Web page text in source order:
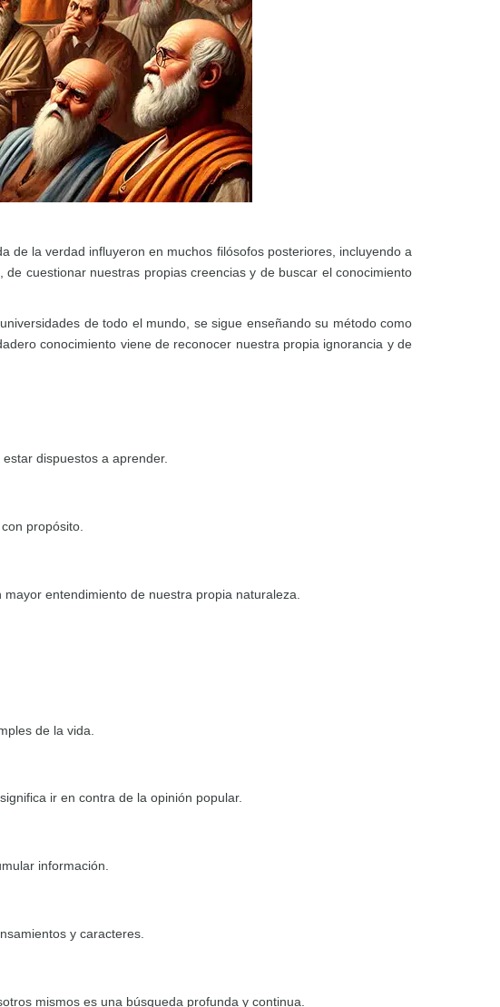
de la verdad influyeron en muchos filósofos posteriores, incluyendo a
cuestionar nuestras propias creencias y de buscar el conocimiento
de todo el mundo, se sigue enseñando su método como
conocimiento viene de reconocer nuestra propia ignorancia y de
dispuestos a aprender.
propósito.
entendimiento de nuestra propia naturaleza.
de la vida.
ir en contra de la opinión popular.
información.
y caracteres.
mismos es una búsqueda profunda y continua.